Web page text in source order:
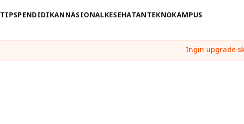
TIPSPENDIDIKANNASIONALKESEHATANTEKNOKAMPUS